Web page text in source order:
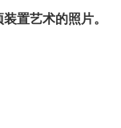
置艺术的照片。